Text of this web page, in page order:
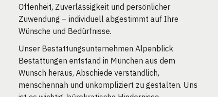
Offenheit, Zuverlässigkeit und persönlicher
Zuwendung – individuell abgestimmt auf Ihre
Wünsche und Bedürfnisse.
Unser Bestattungsunternehmen Alpenblick
Bestattungen entstand in München aus dem
Wunsch heraus, Abschiede verständlich,
menschennah und unkompliziert zu gestalten. Uns